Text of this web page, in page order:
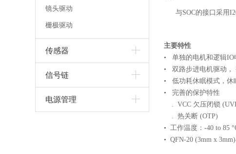
镜头驱动
栅极驱动
传感器
信号链
电源管理
与SOC的接口采用
主要特性
•
单独的电机和逻辑IO
•
双路步进电机驱动，
•
低功耗休眠模式，休
•
完善的保护特性
VCC 欠压闭锁
热关断 (OTP)
•
工作温度： -40 to 85
• QFN-20 (3mm x